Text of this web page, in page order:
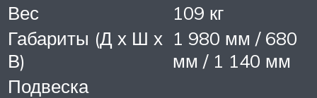
Вес
109 кг
Габариты (Д х Ш х
В)
1 980 мм / 680
мм / 1 140 мм
Подвеска